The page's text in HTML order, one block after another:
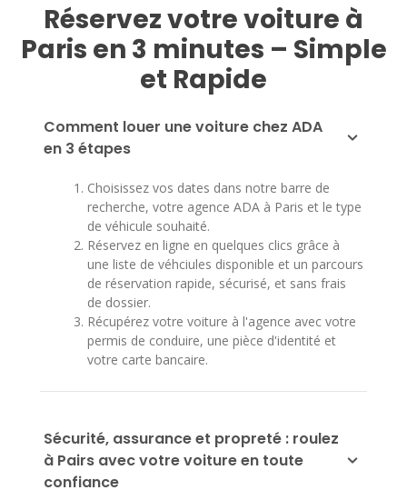
Réservez votre voiture à
Paris en 3 minutes – Simple
et Rapide
Comment louer une voiture chez ADA
en 3 étapes
Choisissez vos dates dans notre barre de
recherche, votre agence ADA à Paris et le type
de véhicule souhaité.
Réservez en ligne en quelques clics grâce à
une liste de véhciules disponible et un parcours
de réservation rapide, sécurisé, et sans frais
de dossier.
Récupérez votre voiture à l'agence avec votre
permis de conduire, une pièce d'identité et
votre carte bancaire.
Sécurité, assurance et propreté : roulez
à Pairs avec votre voiture en toute
confiance